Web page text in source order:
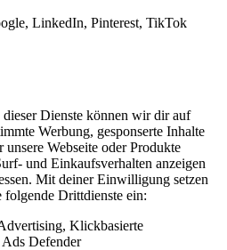
LinkedIn, Pinterest, TikTok
Dienste können wir dir auf
Werbung, gesponserte Inhalte
Webseite oder Produkte
und Einkaufsverhalten anzeigen
Mit deiner Einwilligung setzen
folgende Drittdienste ein:
Klickbasierte
Defender